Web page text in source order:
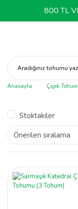
800 TL
Aradığınız tohumu
Anasayfa Çiçek
Stoktakiler